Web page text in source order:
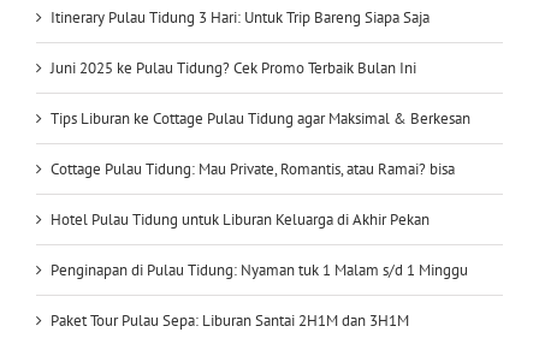
Itinerary Pulau Tidung 3 Hari: Untuk Trip Bareng Siapa Saja
Juni 2025 ke Pulau Tidung? Cek Promo Terbaik Bulan Ini
Tips Liburan ke Cottage Pulau Tidung agar Maksimal & Berkesan
Cottage Pulau Tidung: Mau Private, Romantis, atau Ramai? bisa
Hotel Pulau Tidung untuk Liburan Keluarga di Akhir Pekan
Penginapan di Pulau Tidung: Nyaman tuk 1 Malam s/d 1 Minggu
Paket Tour Pulau Sepa: Liburan Santai 2H1M dan 3H1M